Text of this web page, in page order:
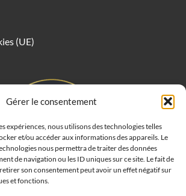
Gérer le consentement
expériences, nous utilisons des technologies telles
et/ou accéder aux informations des appareils. Le
nous permettra de traiter des données
de navigation ou les ID uniques sur ce site. Le fait de
son consentement peut avoir un effet négatif sur
et fonctions.
(UE)